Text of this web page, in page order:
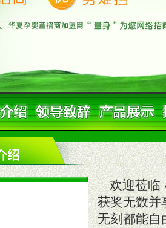
欢迎莅临
获奖无数并
无刻都能自